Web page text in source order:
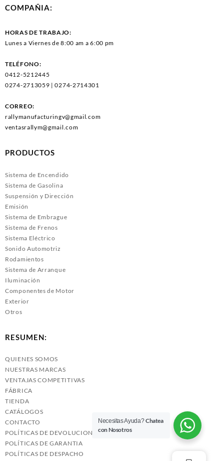
COMPAÑIA:
HORAS DE TRABAJO:
Lunes a Viernes de 8:00 am a 6:00 pm
TELÉFONO:
0412-5212445
0274-2713059 | 0274-2714301
CORREO:
rallymanufacturingv@gmail.com
ventasrallym@gmail.com
PRODUCTOS
Sistema de Encendido
Sistema de Gasolina
Suspensión y Dirección
Emisión
Sistema de Embrague
Sistema de Frenos
Sistema Eléctrico
Sonido Automotriz
Rodamientos
Sistema de Arranque
Iluminación
Componentes de Motor
Exterior
Otros
RESUMEN:
QUIENES SOMOS
NUESTRAS MARCAS
VENTAJAS COMPETITIVAS
FÁBRICA
TIENDA
CATÁLOGOS
CONTACTO
POLÍTICAS DE DEVOLUCIONES
POLÍTICAS DE GARANTIA
POLÍTICAS DE DESPACHO
Necesitas Ayuda?Chatea
con Nosotros